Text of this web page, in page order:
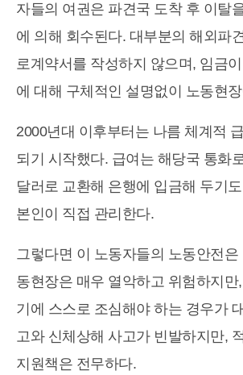
자들의 여권은 파견국 도착 후 이탈
에 의해 회수된다. 대부분의 해외파
로계약서를 작성하지 않으며, 임금
에 대해 구체적인 설명없이 노동현
2000년대 이후부터는 나름 체계적
되기 시작했다. 급여는 해당국 통화
달러로 교환해 은행에 입금해 두기
본인이 직접 관리한다.
그렇다면 이 노동자들의 노동안전은
동현장은 매우 열악하고 위험하지만
기에 스스로 조심해야 하는 경우가
고와 신체상해 사고가 빈발하지만,
지원책은 전무하다.